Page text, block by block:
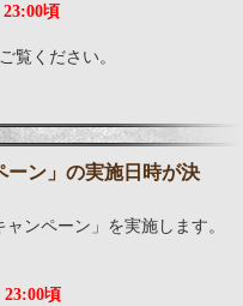
頃
覧ください。
ーン」の実施日時が決
ンペーン」を実施します。
23:00頃